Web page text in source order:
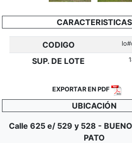
CARACTERISTICAS
CODIGO
SUP. DE LOTE
EXPORTAR EN PDF
UBICACIÓN
Calle 625 e/ 529 y 528 -
PATO